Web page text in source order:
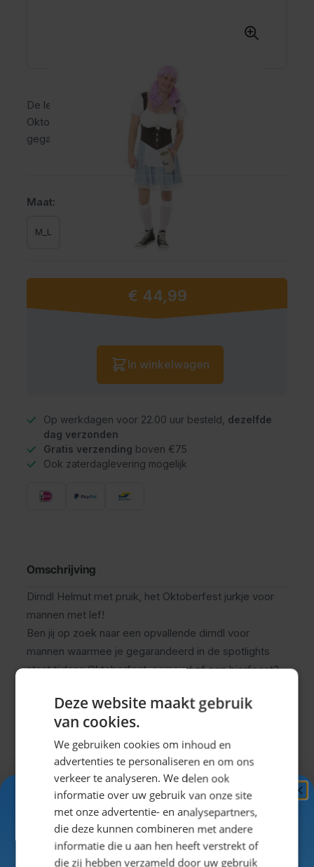
De leukste dirndl voor mannen! Perfect voor het
Oktoberfest of carnaval. Comfortabel, grappig en
gegarandeerd goed voor lachende gezichten.
Maat:
M_L
Vanaf:
€ 44,99
Aantal
In winkelwagen
Op werkdagen voor 22.00 uur besteld, dezelfde
dag verzonden
Gratis verzending boven €75
Ook zaterdaglevering mogelijk
Omschrijving
Dirndl Helmut met pruik, het Oktoberfest jurkje voor
mannen met lef!
Ben jij op zoek naar een opvallende dirndl voor
mannen waarmee je gegarandeerd in de spotlights
staat tijdens Oktoberfest, carnaval of een bierfeest?
voor mannen die houden van humor. Deze
verkleedjurk is speciaal ontworpen voor heren en
combineert een Beierse uiterlijk met een grappige
uitstraling. Het kostuum bestaat uit een blauw-wit
geruite rok met wit schortje en een zwarte korset met
vetersluiting, wat zorgt voor een echte Oktoberfest
look. De bijgeleverde paarse damespruik maakt het
plaatje helemaal af en zorgt voor een extra grappig
effect.
Uitklappen
Deze website maakt gebruik
van cookies.
We gebruiken cookies om inhoud en
advertenties te personaliseren en om ons
verkeer te analyseren. We delen ook
informatie over uw gebruik van onze site
met onze advertentie- en analysepartners,
die deze kunnen combineren met andere
informatie die u aan hen heeft verstrekt of
die zij hebben verzameld door uw gebruik
Ontvang5%
KORTING!
Schrijf je nuin voor de nieuwsbrief en ontvang toegang